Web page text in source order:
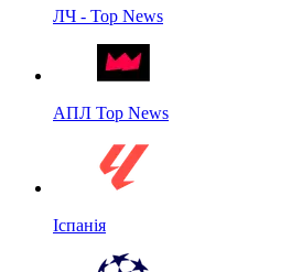
ЛЧ - Top News
АПЛ Top News
Іспанія